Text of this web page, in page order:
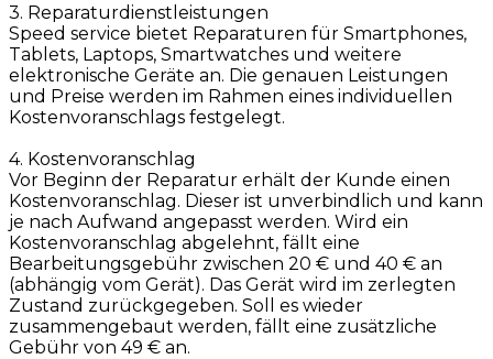
3. Reparaturdienstleistungen
Speed service bietet Reparaturen für Smartphones,
Tablets, Laptops, Smartwatches und weitere
elektronische Geräte an. Die genauen Leistungen
und Preise werden im Rahmen eines individuellen
Kostenvoranschlags festgelegt.
4. Kostenvoranschlag
Vor Beginn der Reparatur erhält der Kunde einen
Kostenvoranschlag. Dieser ist unverbindlich und kann
je nach Aufwand angepasst werden. Wird ein
Kostenvoranschlag abgelehnt, fällt eine
Bearbeitungsgebühr zwischen 20 € und 40 € an
(abhängig vom Gerät). Das Gerät wird im zerlegten
Zustand zurückgegeben. Soll es wieder
zusammengebaut werden, fällt eine zusätzliche
Gebühr von 49 € an.